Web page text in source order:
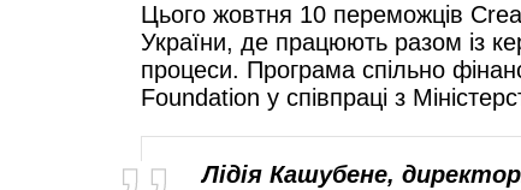
Цього жовтня 10 переможців
України, де працюють разом із
процеси. Програма спільно
Foundation у співпраці з
Лідія Кашубене,